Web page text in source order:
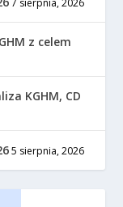
7 sierpnia, 2026
z celem
KGHM, CD
5 sierpnia, 2026